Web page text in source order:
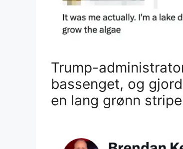
Trump-
bassenget, og
en lang grønn